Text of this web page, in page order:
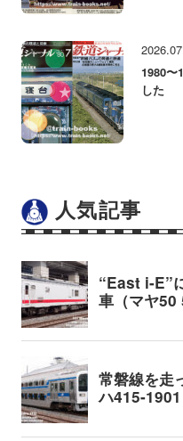
1980〜
した
人気記事